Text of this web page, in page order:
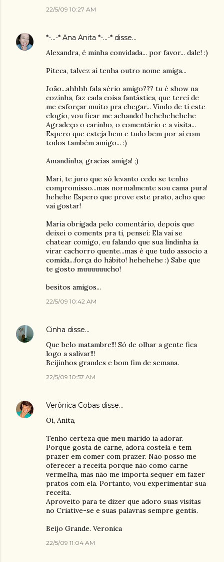
22/5/09 10:27 AM
*-...-* Ana Anita *-...-* disse…
Alexandra, é minha convidada... por favor... dale! :)
Piteca, talvez aí tenha outro nome amiga...
João...ahhhh fala sério amigo??? tu é show na
cozinha, faz cada coisa fantástica, que terei de
me esforçar muito pra chegar... Vindo de ti este
elogio, vou ficar me achando! hehehehehehe
Agradeço o carinho, o comentário e a visita...
Espero que esteja bem e tudo bem por aí com
todos também amigo... :)
Amandinha, gracias amiga! ;)
Mari, te juro que só levanto cedo se tenho
compromisso...mas normalmente sou cama pura!
hehehe Espero que prove este prato, acho que
vai gostar!
Maria obrigada pelo comentário, depois que
deixei o coments pra ti, pensei: Ela vai se
chatear comigo, eu falando que sua lindinha ia
virar cachorro quente...mas é que tudo associo a
comida...força do hábito! hehehehe :) Sabe que
te gosto muuuuuucho!
besitos amigos...
22/5/09 10:42 AM
Cinha disse…
Que belo matambre!!! Só de olhar a gente fica
logo a salivar!!!
Beijinhos grandes e bom fim de semana.
22/5/09 10:57 AM
Verônica Cobas disse…
Oi, Anita,
Tenho certeza que meu marido ia adorar.
Porque gosta de carne, adora costela e tem
prazer em comer com prazer. Não posso me
oferecer a receita porque não como carne
vermelha, mas não me importa sequer em fazer
pratos com ela. Portanto, vou experimentar sua
receita.
Aproveito para te dizer que adoro suas visitas
no Criative-se e suas palavras sempre gentis.
Beijo Grande. Veronica
22/5/09 11:04 AM